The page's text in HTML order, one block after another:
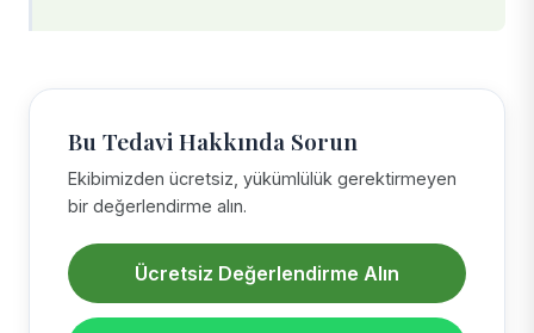
Bu Tedavi Hakkında Sorun
Ekibimizden ücretsiz, yükümlülük gerektirmeyen
bir değerlendirme alın.
Ücretsiz Değerlendirme Alın